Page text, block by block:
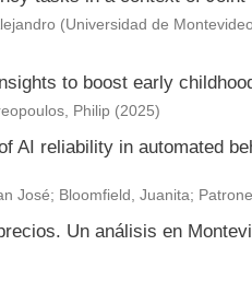
(Universidad de
to boost early
Philip (2025)
AI reliability in automated
José; Bloomfield, Juanita;
Un análisis en